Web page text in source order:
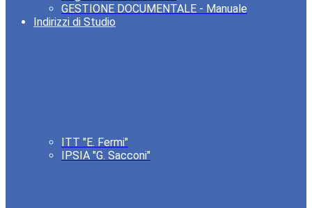
GESTIONE DOCUMENTALE - Manuale
Indirizzi di Studio
ITT "E. Fermi"
IPSIA "G. Sacconi"